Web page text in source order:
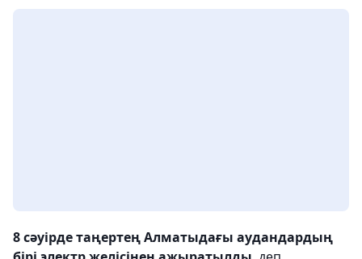
8 сәуірде таңертең Алматыдағы аудандардың